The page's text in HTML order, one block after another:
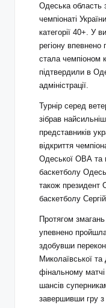
Одеська область
чемпіонаті
категорії 40+. У
регіону
стала чемпіоном
підтвердили в
адміністрації.
Турнір серед
зібрав
представників
відкриття
Одеської ОВА та
баскетболу
також президент
баскетболу
Протягом
упевнено
здобувши
Миколаївської
фінальному
шансів
завершивши гру